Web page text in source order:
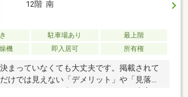
12階 南
駐車場あり
最上階
機
即入居可 所有権
まっていなくても大丈夫です。掲載されて
けでは見えない「デメリット」や「見落と